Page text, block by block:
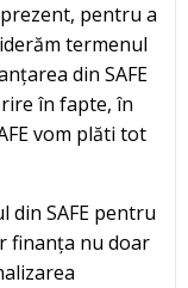
pentru a
termenul
din SAFE
în fapte, în
vom plăti tot
din SAFE pentru
finanța nu doar